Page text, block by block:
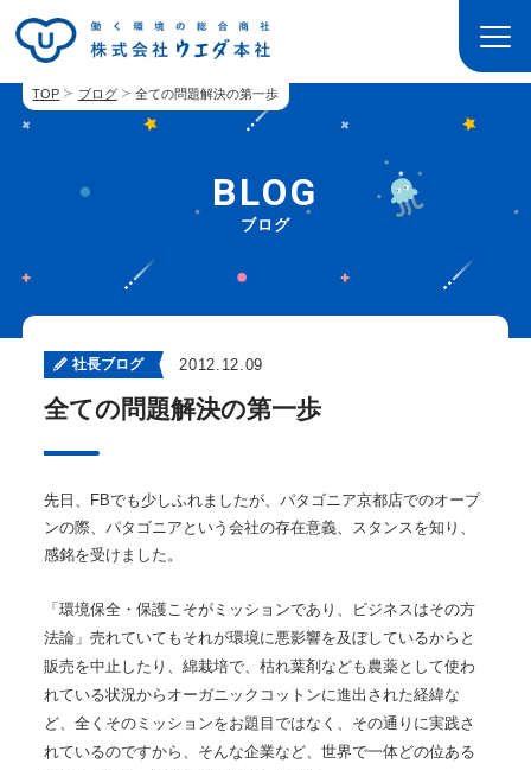
TOP ブログ 全ての問題解決の第一歩
BLOG
ブログ
社長ブログ 2012.12.09
全ての問題解決の第一歩
先日、FBでも少しふれましたが、パタゴニア京都店でのオープ
ンの際、パタゴニアという会社の存在意義、スタンスを知り、
感銘を受けました。
「環境保全・保護こそがミッションであり、ビジネスはその方
法論」売れていてもそれが環境に悪影響を及ぼしているからと
販売を中止したり、綿栽培で、枯れ葉剤なども農薬として使わ
れている状況からオーガニックコットンに進出された経緯な
ど、全くそのミッションをお題目ではなく、その通りに実践さ
れているのですから、そんな企業など、世界で一体どの位ある